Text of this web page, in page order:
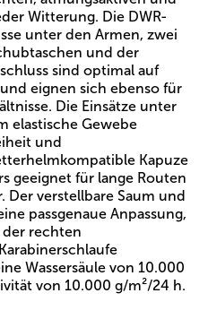
Witterung. Die DWR-
unter den Armen, zwei
und der
sind optimal auf
eignen sich ebenso für
Die Einsätze unter
elastische Gewebe
und
Kapuze
geeignet für lange Routen
Der verstellbare Saum und
passgenaue Anpassung,
der rechten
Wassersäule von 10.000
von 10.000 g/m²/24 h.